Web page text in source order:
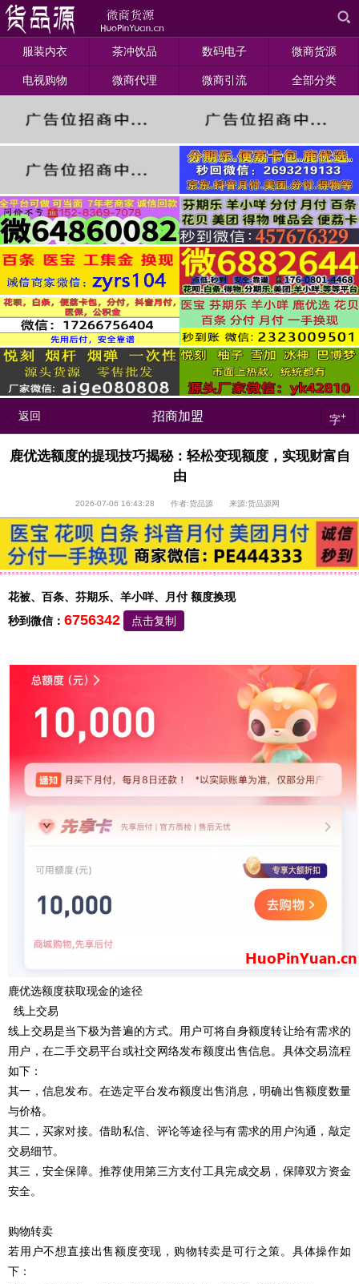
服装内衣 茶冲饮品 数码电子 微商货源
电视购物 微商代理 微商引流 全部分类
返回 招商加盟 字+
鹿优选额度的提现技巧揭秘：轻松变现额度，实现财富自
由
2026-07-06 16:43:28 作者:货品源 来源:货品源网
花被、百条、芬期乐、羊小咩、月付 额度换现
秒到微信： 6756342 点击复制
鹿优选额度获取现金的途径
线上交易
线上交易是当下极为普遍的方式。用户可将自身额度转让给有需求的
用户，在二手交易平台或社交网络发布额度出售信息。具体交易流程
如下：
其一，信息发布。在选定平台发布额度出售消息，明确出售额度数量
与价格。
其二，买家对接。借助私信、评论等途径与有需求的用户沟通，敲定
交易细节。
其三，安全保障。推荐使用第三方支付工具完成交易，保障双方资金
安全。
购物转卖
若用户不想直接出售额度变现，购物转卖是可行之策。具体操作如
下：